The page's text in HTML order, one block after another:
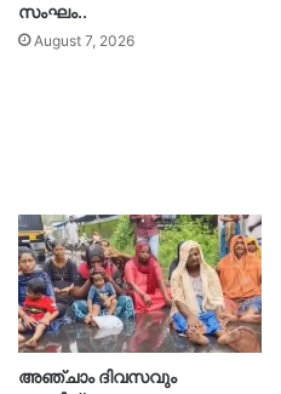
സംഘം..
August 7, 2026
അഞ്ചാം ദിവസവും